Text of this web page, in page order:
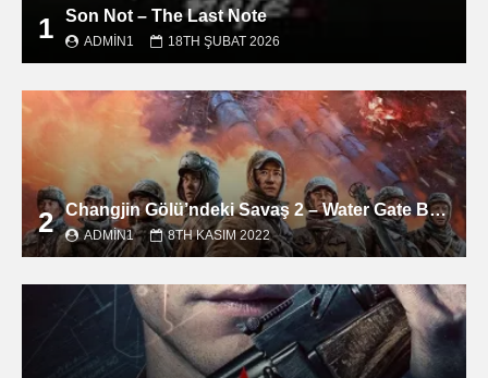
1 Son Not – The Last Note
ADMIN1 18TH ŞUBAT 2026
2 Changjin Gölü’ndeki Savaş 2 – Water Gate Bridge filmini izle
ADMIN1 8TH KASIM 2022